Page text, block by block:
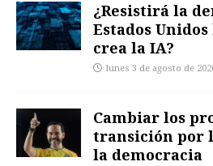
¿Resistirá la
Estados
crea la IA?
lunes 3 de agosto de
Cambiar los
transición por
la democracia